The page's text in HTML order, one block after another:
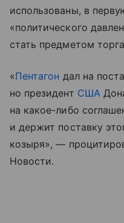
использованы, в
«политического
стать предметом
«Пентагон дал на
но президент США
на какое-либо
и держит поставку
козыря», —
Новости.